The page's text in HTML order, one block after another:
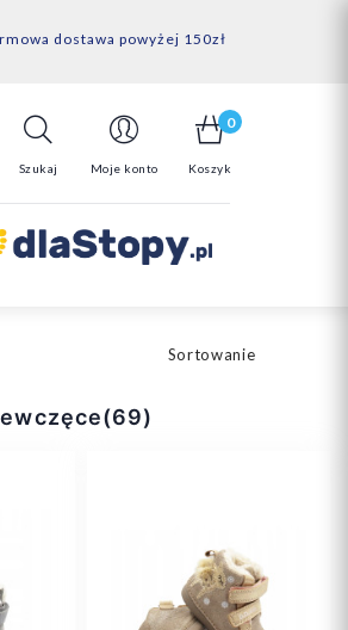
dostawa powyżej 150zł
na darmowy zwrot*
Szukaj Moje konto
0
Koszyk
Sortowanie